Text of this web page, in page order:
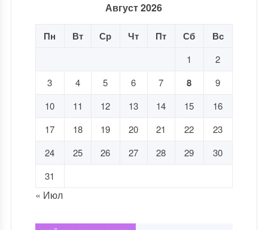
Август 2026
Пн Вт Ср Чт Пт Сб Вс
1
2
3
4 5 6 7 8
9
10
11 12 13 14 15
16
17
18 19 20 21 22
23
24
25 26 27 28 29
30
31
« Июл